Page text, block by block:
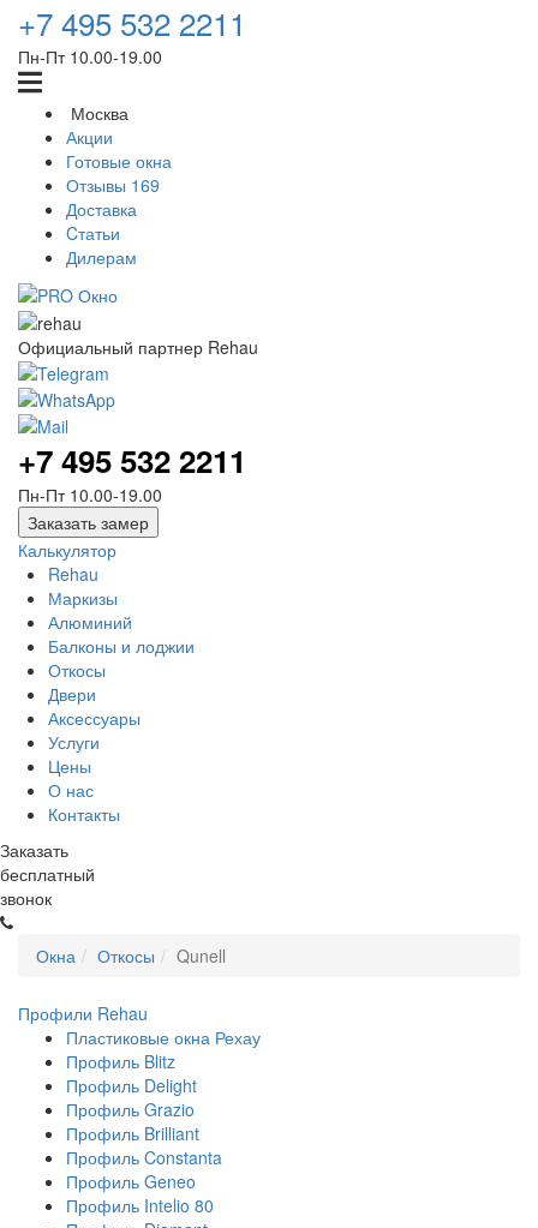
+7 495 532 2211
Пн-Пт 10.00‑19.00
Москва
Акции
Готовые окна
Отзывы 169
Доставка
Cтатьи
Дилерам
Официальный партнер Rehau
+7 495 532 2211
Пн-Пт 10.00‑19.00
Заказать замер
Калькулятор
Rehau
Маркизы
Алюминий
Балконы и лоджии
Откосы
Двери
Аксессуары
Услуги
Цены
О нас
Контакты
Заказать
бесплатный
звонок
Окна Откосы Qunell
Профили Rehau
Пластиковые окна Рехау
Профиль Blitz
Профиль Delight
Профиль Grazio
Профиль Brilliant
Профиль Constanta
Профиль Geneo
Профиль Intelio 80